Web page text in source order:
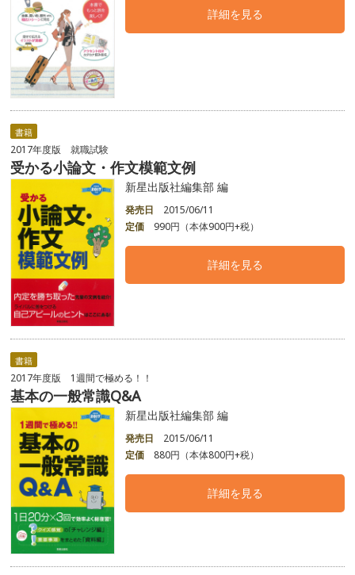
詳細を見る
書籍
2017年度版 就職試験
受かる小論文・作文模範文例
新星出版社編集部 編
発売日
2015/06/11
定価
990円（本体900円+税）
詳細を見る
書籍
2017年度版 1週間で極める！！
基本の一般常識Q&A
新星出版社編集部 編
発売日
2015/06/11
定価
880円（本体800円+税）
詳細を見る